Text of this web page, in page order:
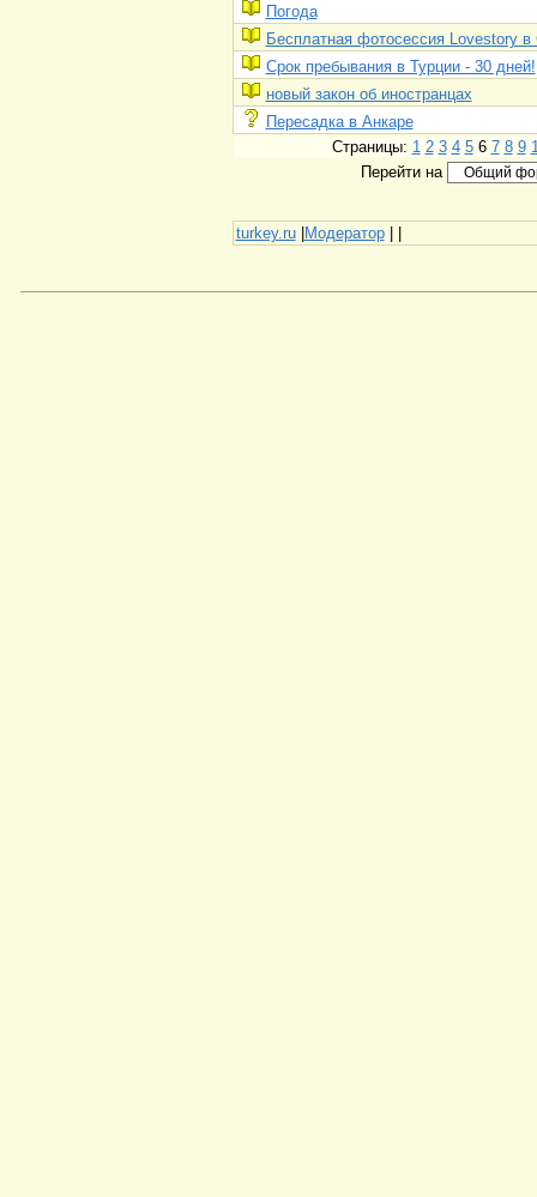
Погода
Бесплатная фотосессия Lovestory
Срок пребывания в Турции - 30 дней!
новый закон об иностранцах
Пересадка в Анкаре
Страницы: 1 2 3 4 56 7 8 9
Перейти на
turkey.ru|Модератор| |